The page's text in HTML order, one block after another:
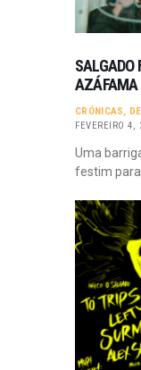
SALGADO
AZÁFAMA
CRÓNICAS,
FEVEREIRO 4,
Uma
festim